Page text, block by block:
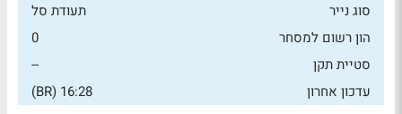
סוג נייר
תעודת סל
הון רשום למסחר
0
סטיית תקן
--
עדכון אחרון
16:28 (BR)